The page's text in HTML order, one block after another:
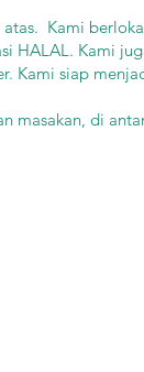
atas. Kami
HALAL. Kami
Kami siap
masakan, di